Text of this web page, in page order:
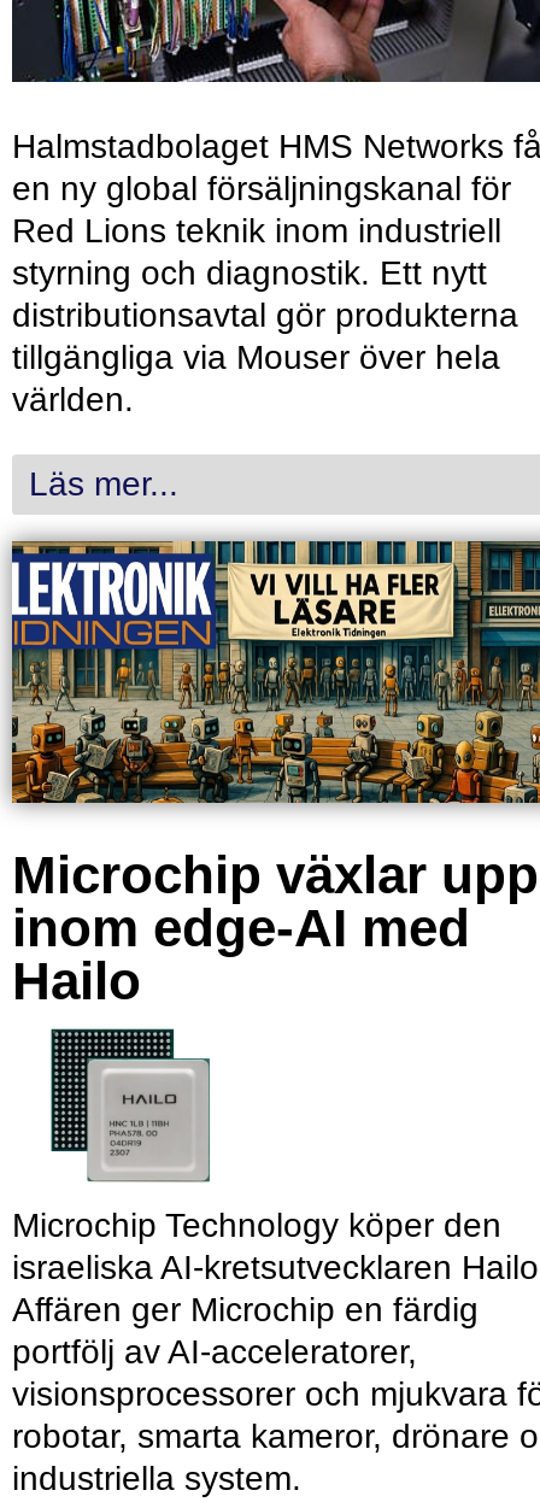
Halmstadbolaget HMS Networks
en ny global försäljningskanal för
Red Lions teknik inom industriell
styrning och diagnostik. Ett nytt
distributionsavtal gör produkterna
tillgängliga via Mouser över hela
världen.
Läs mer...
Microchip växlar upp
inom edge-AI med
Hailo
Microchip Technology köper den
israeliska AI-kretsutvecklaren
Affären ger Microchip en färdig
portfölj av AI-acceleratorer,
visionsprocessorer och mjukvara
robotar, smarta kameror, drönare
industriella system.